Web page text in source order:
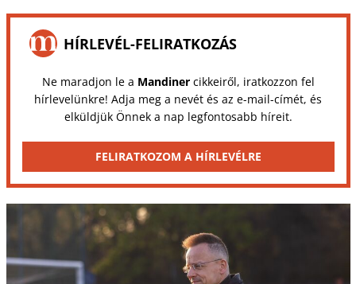
HÍRLEVÉL-FELIRATKOZÁS
Ne maradjon le a Mandinercikkeiről, iratkozzon fel
hírlevelünkre! Adja meg a nevét és az e-mail-címét, és
elküldjük Önnek a nap legfontosabb híreit.
FELIRATKOZOM A HÍRLEVÉLRE